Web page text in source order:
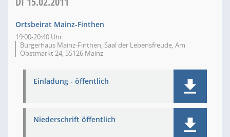
Ortsbeirat Mainz-Finthen
19:00-20:40 Uhr
Bürgerhaus Mainz-Finthen, Saal der Lebensfreude, Am
Obstmarkt 24, 55126 Mainz
Einladung - öffentlich
Niederschrift öffentlich